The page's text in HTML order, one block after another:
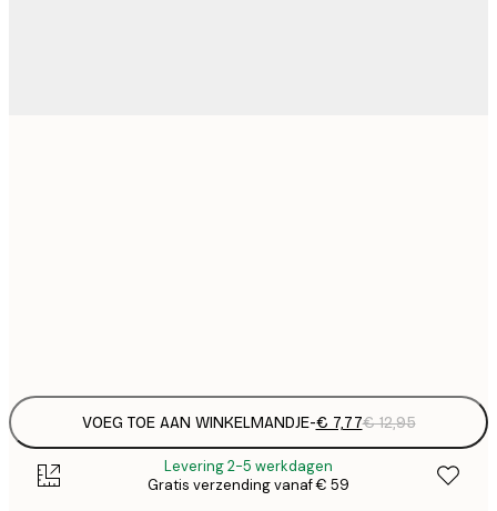
VOEG TOE AAN WINKELMANDJE-€ 7,77€ 12,95
Levering 2-5 werkdagen
Gratis verzending vanaf € 59